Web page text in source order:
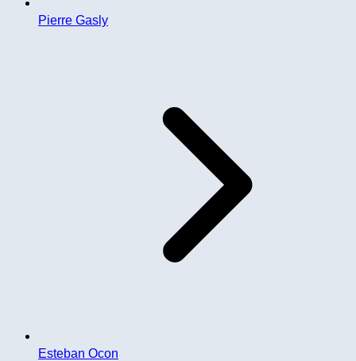
Pierre Gasly
Esteban Ocon